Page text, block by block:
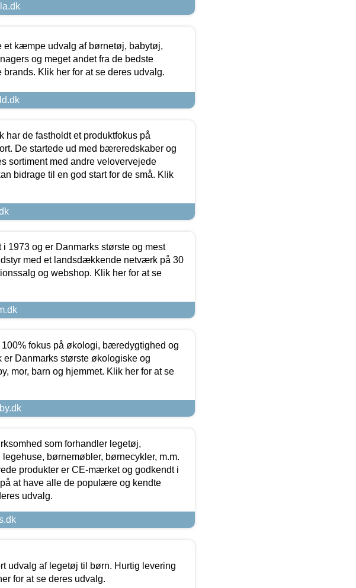
et kæmpe udvalg af børnetøj, babytøj,
og meget andet fra de bedste
Klik her for at se deres udvalg.
har de fastholdt et produktfokus på
De startede ud med bæreredskaber og
sortiment med andre velovervejede
bidrage til en god start for de små. Klik
1973 og er Danmarks største og mest
med et landsdækkende netværk på 30
og webshop. Klik her for at se
100% fokus på økologi, bæredygtighed og
er Danmarks største økologiske og
mor, barn og hjemmet. Klik her for at se
som forhandler legetøj,
børnemøbler, børnecykler, m.m.
produkter er CE-mærket og godkendt i
at have alle de populære og kendte
udvalg.
udvalg af legetøj til børn. Hurtig levering
for at se deres udvalg.